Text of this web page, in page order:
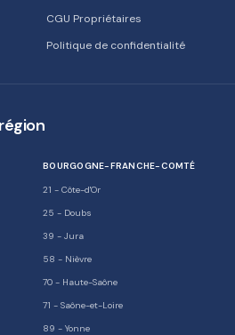
CGU Propriétaires
Politique de confidentialité
BOURGOGNE-FRANCHE-COMTÉ
21 - Côte-d'Or
25 - Doubs
39 - Jura
58 - Nièvre
70 - Haute-Saône
71 - Saône-et-Loire
89 - Yonne